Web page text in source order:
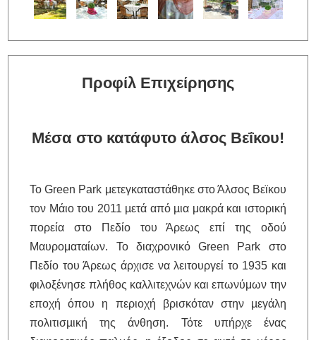
Προφίλ Επιχείρησης
Μέσα στο κατάφυτο άλσος Βεΐκου!
Το Green Park μετεγκαταστάθηκε στο Άλσος Βεϊκου
τον Μάιο του 2011 µετά από µια μακρά και ιστορική
πορεία στο Πεδίο του Άρεως επί της οδού
Μαυροματαίων. Το διαχρονικό Green Park στο
Πεδίο του Άρεως άρχισε να λειτουργεί το 1935 και
φιλοξένησε πλήθος καλλιτεχνών και επωνύμων την
εποχή όπου η περιοχή βρισκόταν στην µεγάλη
πολιτισµική της άνθηση. Τότε υπήρχε ένας